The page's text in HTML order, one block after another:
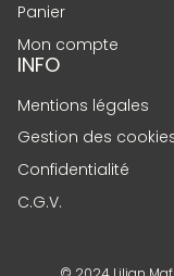
Panier
Mon compte
INFO
Mentions légales
Gestion des
Confidentialité
C.G.V.